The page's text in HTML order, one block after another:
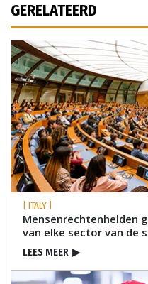
GERELATEERD
| ITALY |
Mensenrechtenhelden
van elke sector van de
LEES MEER ▶